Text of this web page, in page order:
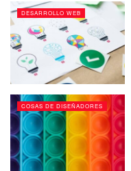
DESARROLLO WEB
COSAS DE DISEÑADORES